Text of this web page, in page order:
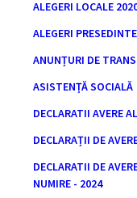
ALEGERI LOCALE
ALEGERI
ANUNȚURI DE
ASISTENȚĂ SOCIALĂ
DECLARATII AVERE
DECLARAȚII DE
DECLARATII DE
NUMIRE - 2024